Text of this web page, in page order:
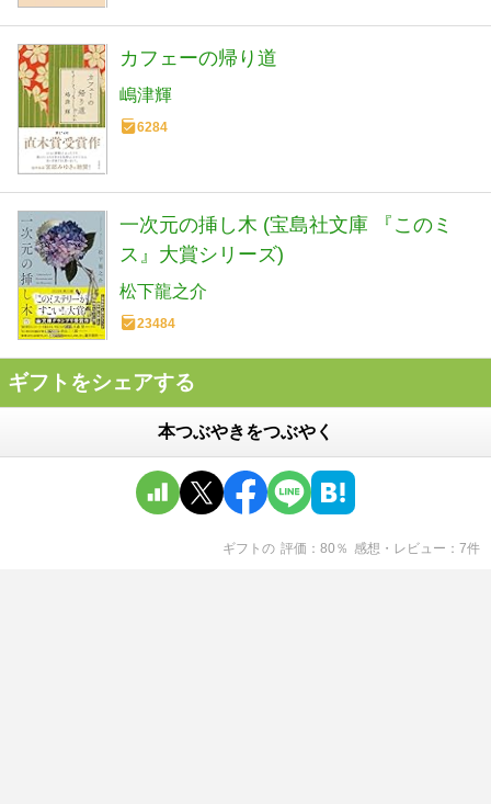
カフェーの帰り道
嶋津輝
6284
一次元の挿し木 (宝島社文庫 『このミ
ス』大賞シリーズ)
松下龍之介
23484
ギフトをシェアする
本つぶやきをつぶやく
ギフト の 評価 80 ％ 感想・レビュー 7件